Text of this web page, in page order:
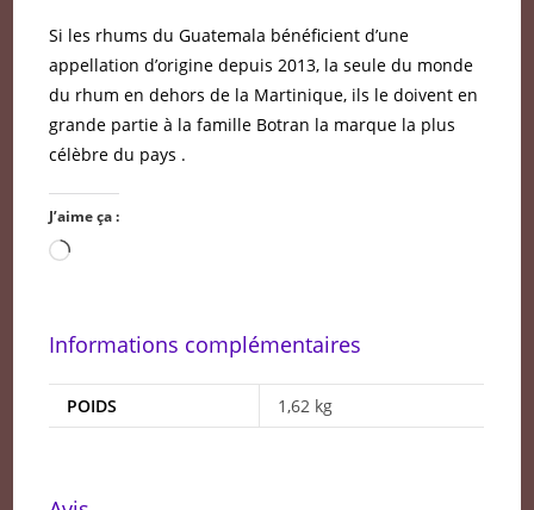
Si les rhums du Guatemala bénéficient d’une
appellation d’origine depuis 2013, la seule du monde
du rhum en dehors de la Martinique, ils le doivent en
grande partie à la famille Botran la marque la plus
célèbre du pays .
J’aime ça :
Chargement…
Informations complémentaires
POIDS 1,62 kg